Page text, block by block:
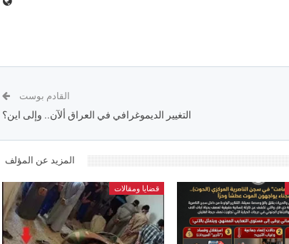
القادم بوست
التغيير الديموغرافي في العراق ألآن.. وإلى اين؟
المزيد عن المؤلف
قضايا ومقالات